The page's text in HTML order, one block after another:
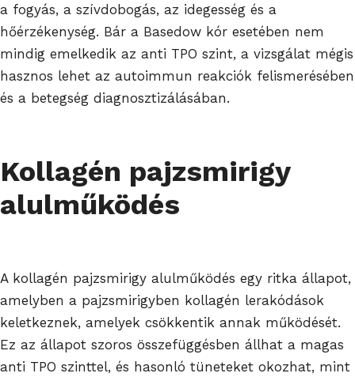
a fogyás, a szívdobogás, az idegesség és a
hőérzékenység. Bár a Basedow kór esetében nem
mindig emelkedik az anti TPO szint, a vizsgálat mégis
hasznos lehet az autoimmun reakciók felismerésében
és a betegség diagnosztizálásában.
Kollagén pajzsmirigy
alulműködés
A kollagén pajzsmirigy alulműködés egy ritka állapot,
amelyben a pajzsmirigyben kollagén lerakódások
keletkeznek, amelyek csökkentik annak működését.
Ez az állapot szoros összefüggésben állhat a magas
anti TPO szinttel, és hasonló tüneteket okozhat, mint